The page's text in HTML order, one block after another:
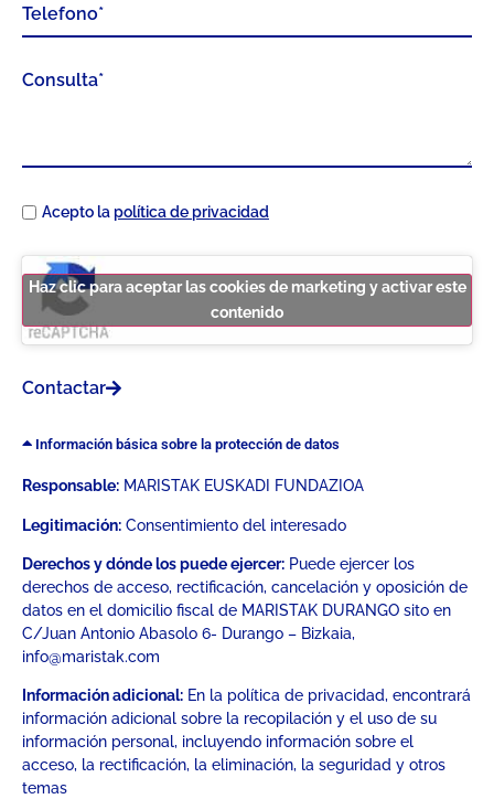
Acepto la política de privacidad
Haz clic para aceptar las cookies de marketing y activar este
contenido
Contactar
Información básica sobre la protección de datos
Responsable: MARISTAK EUSKADI FUNDAZIOA
Legitimación: Consentimiento del interesado
Derechos y dónde los puede ejercer: Puede ejercer los
derechos de acceso, rectificación, cancelación y oposición de
datos en el domicilio fiscal de MARISTAK DURANGO sito en
C/Juan Antonio Abasolo 6- Durango – Bizkaia,
info@maristak.com
Información adicional: En la política de privacidad, encontrará
información adicional sobre la recopilación y el uso de su
información personal, incluyendo información sobre el
acceso, la rectificación, la eliminación, la seguridad y otros
temas